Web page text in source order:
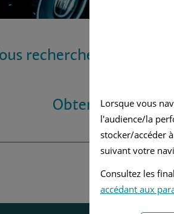
recherchez une
Obtenez vos
Lorsque vous
l'audience/la
stocker/accéder
suivant votre
Consultez les
accédant aux